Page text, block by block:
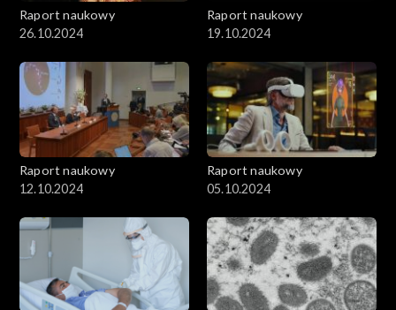
Raport naukowy
26.10.2024
Raport naukowy
19.10.2024
Raport naukowy
12.10.2024
Raport naukowy
05.10.2024